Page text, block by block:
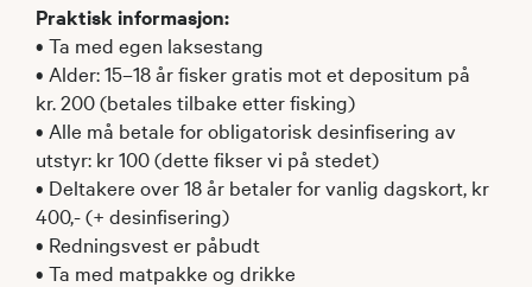
Praktisk informasjon:
• Ta med egen laksestang
• Alder: 15–18 år fisker gratis mot et depositum på
kr. 200 (betales tilbake etter fisking)
• Alle må betale for obligatorisk desinfisering av
utstyr: kr 100 (dette fikser vi på stedet)
• Deltakere over 18 år betaler for vanlig dagskort, kr
400,- (+ desinfisering)
• Redningsvest er påbudt
• Ta med matpakke og drikke